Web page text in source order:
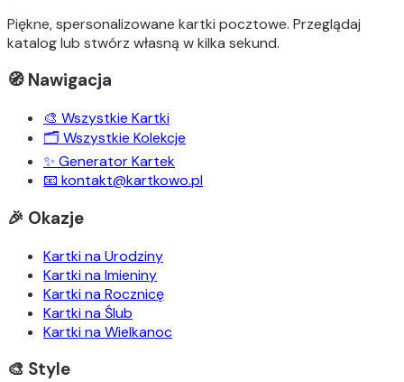
Piękne, spersonalizowane kartki pocztowe. Przeglądaj
katalog lub stwórz własną w kilka sekund.
🧭 Nawigacja
🎨 Wszystkie Kartki
🗂️ Wszystkie Kolekcje
✨ Generator Kartek
📧 kontakt@kartkowo.pl
🎉 Okazje
Kartki na Urodziny
Kartki na Imieniny
Kartki na Rocznicę
Kartki na Ślub
Kartki na Wielkanoc
🎨 Style